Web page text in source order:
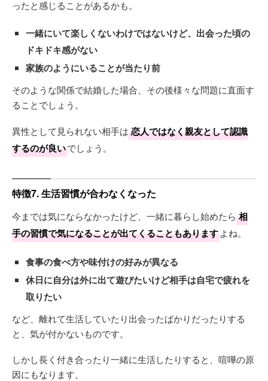
ったと感じることがあるかも。
一緒にいて楽しくないわけではないけど、出会った頃の
ドキドキ感がない
家族のようにいることが当たり前
そのような関係で結婚した場合、その後様々な問題に直面す
ることでしょう。
異性として見られない相手は 恋人ではなく親友として認識
するのが良いでしょう。
特徴7. 生活習慣が合わなくなった
今までは気にならなかったけど、一緒に暮らし始めたら 相
手の習慣で気になることが出てくることもありますよね。
食事の食べ方や味付けの好みが異なる
休日に自分は外に出て遊びたいけど相手は自宅で疲れを
取りたい
など、離れて生活していたり出会ったばかりだったりする
と、気が付かないものです。
しかし長く付き合ったり一緒に生活したりすると、喧嘩の原
因にもなります。